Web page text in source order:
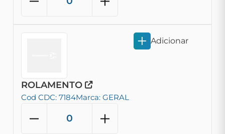
ROLAMENTO
Cod CDC: 7184Marca: GERAL
Adicionar